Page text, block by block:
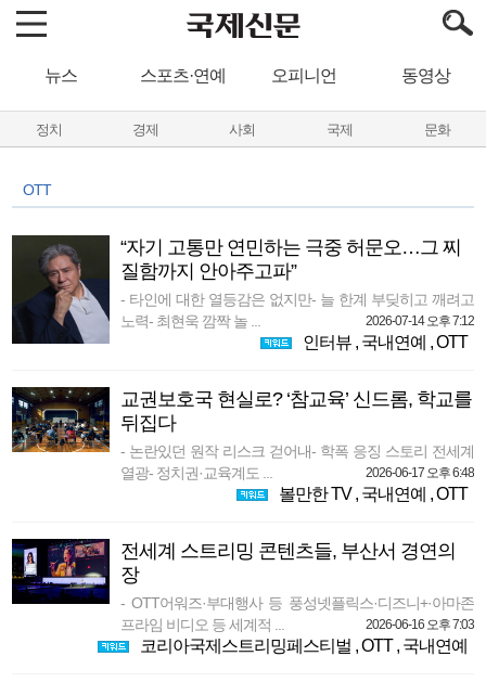
뉴스 스포츠·연예 오피니언 동영상
정치 경제 사회 국제 문화
OTT
“자기 고통만 연민하는 극중 허문오…그 찌
질함까지 안아주고파”
- 타인에 대한 열등감은 없지만- 늘 한계 부딪히고 깨려고
노력- 최현욱 깜짝 놀 ...
2026-07-14 오후 7:12
인터뷰, 국내연예 ,OTT
교권보호국 현실로? ‘참교육’ 신드롬, 학교를
뒤집다
- 논란있던 원작 리스크 걷어내- 학폭 응징 스토리 전세계
열광- 정치권·교육계도 ...
2026-06-17 오후 6:48
볼만한 TV, 국내연예 ,OTT
전세계 스트리밍 콘텐츠들, 부산서 경연의
장
- OTT어워즈·부대행사 등 풍성넷플릭스·디즈니+·아마존
프라임 비디오 등 세계적 ...
2026-06-16 오후 7:03
코리아국제스트리밍페스티벌 ,OTT, 국내연예